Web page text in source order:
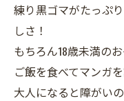
練り黒ゴマがたっぷ
しさ！
もちろん18歳未満の
ご飯を食べてマンガ
大人になると障がい